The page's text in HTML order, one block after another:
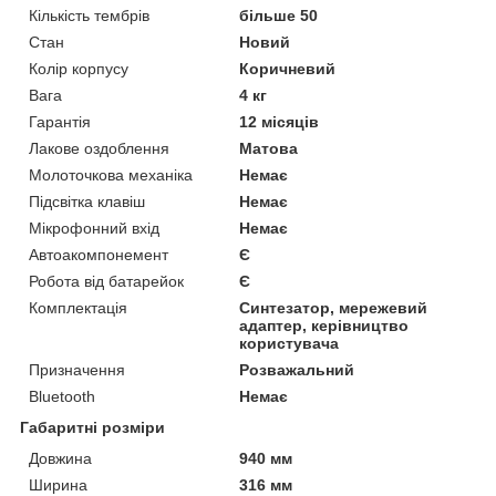
Кількість тембрів
більше 50
Стан
Новий
Колір корпусу
Коричневий
Вага
4 кг
Гарантія
12 місяців
Лакове оздоблення
Матова
Молоточкова механіка
Немає
Підсвітка клавіш
Немає
Мікрофонний вхід
Немає
Автоакомпонемент
Є
Робота від батарейок
Є
Комплектація
Синтезатор, мережевий
адаптер, керівництво
користувача
Призначення
Розважальний
Bluetooth
Немає
Габаритні розміри
Довжина
940 мм
Ширина
316 мм